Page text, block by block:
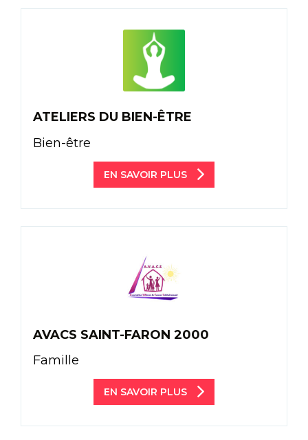
ATELIERS DU BIEN-ÊTRE
Bien-être
EN SAVOIR PLUS
AVACS SAINT-FARON 2000
Famille
EN SAVOIR PLUS